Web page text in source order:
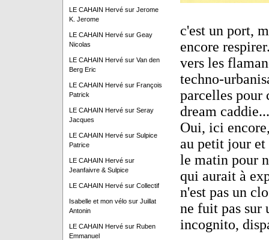
LE CAHAIN Hervésur Jerome
K. Jerome
LE CAHAIN Hervésur Geay
Nicolas
LE CAHAIN Hervésur Van den
Berg Eric
LE CAHAIN Hervésur François
Patrick
LE CAHAIN Hervésur Seray
Jacques
LE CAHAIN Hervésur Sulpice
Patrice
LE CAHAIN Hervésur
Jeanfaivre & Sulpice
LE CAHAIN Hervésur Collectif
Isabelle et mon vélosur Juillat
Antonin
LE CAHAIN Hervésur Ruben
Emmanuel
c'est un port,
encore
vers les
techno-
parcelles pour
dream caddie...
Oui, ici
au petit jour
le matin pour
qui aurait à
n'est pas un
ne fuit pas sur
incognito,